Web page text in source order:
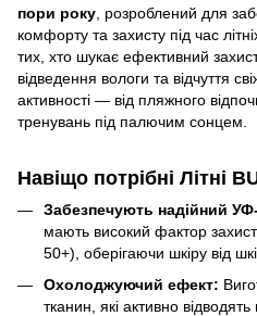
пори року , розроблений для
комфорту та захисту під час
тих, хто шукає ефективний
відведення вологи та відчуття
активності — від пляжного
тренувань під палючим сонцем.
Навіщо потрібні Літні
Забезпечують надійний
мають високий фактор
50+), оберігаючи шкіру від
Охолоджуючий ефект:
тканин, які активно